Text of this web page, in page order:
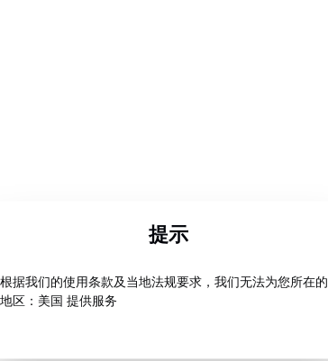
提示
根据我们的使用条款及当地法规要求，我们无法为您所在的
地区：美国 提供服务